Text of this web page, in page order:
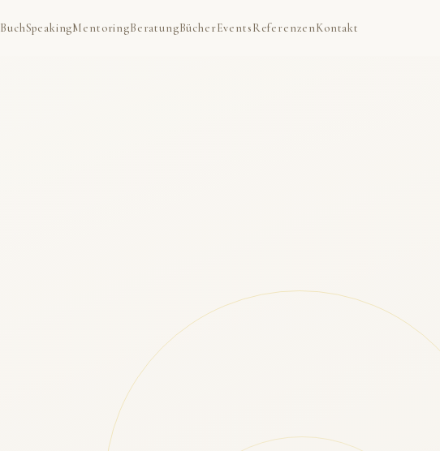
BuchSpeakingMentoringBeratungBücherEventsReferenzenKontakt